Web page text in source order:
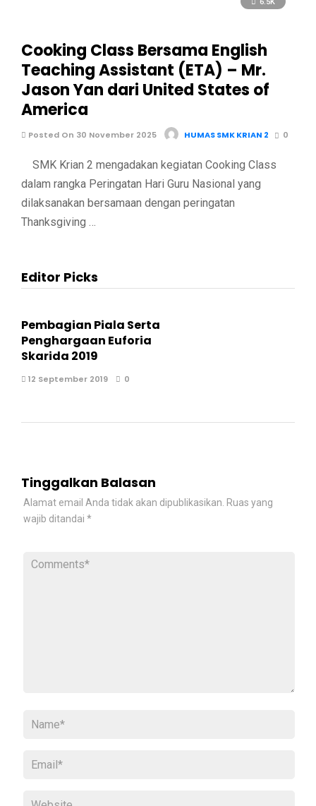
6.5K
Cooking Class Bersama English
Teaching Assistant (ETA) – Mr.
Jason Yan dari United States of
America
Posted On 30 November 2025 HUMAS SMK KRIAN 2 0
SMK Krian 2 mengadakan kegiatan Cooking Class
dalam rangka Peringatan Hari Guru Nasional yang
dilaksanakan bersamaan dengan peringatan
Thanksgiving …
Editor Picks
Pembagian Piala Serta
Penghargaan Euforia
Skarida 2019
12 September 2019 0
Tinggalkan Balasan
Alamat email Anda tidak akan dipublikasikan. Ruas yang
wajib ditandai *